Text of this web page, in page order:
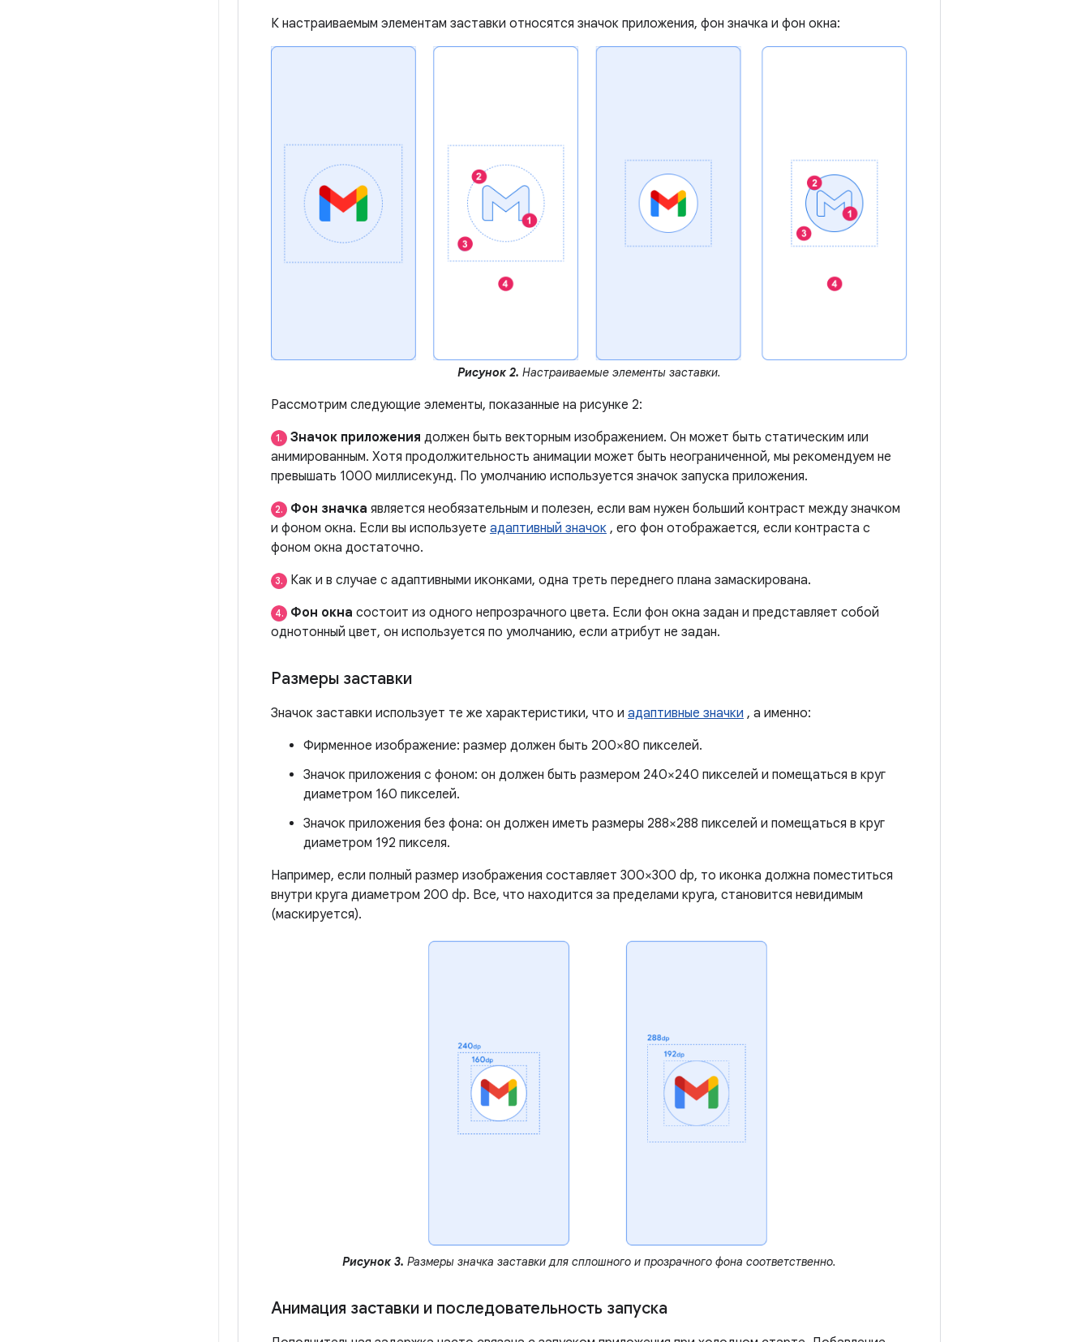
К настраиваемым элементам заставки относятся значок приложения, фон значка и фон окна:
Рисунок 2. Настраиваемые элементы заставки.
Рассмотрим следующие элементы, показанные на рисунке 2:
1. Значок приложения должен быть векторным изображением. Он может быть статическим или
анимированным. Хотя продолжительность анимации может быть неограниченной, мы рекомендуем не
превышать 1000 миллисекунд. По умолчанию используется значок запуска приложения.
2. Фон значка является необязательным и полезен, если вам нужен больший контраст между значком
и фоном окна. Если вы используете адаптивный значок , его фон отображается, если контраста с
фоном окна достаточно.
3. Как и в случае с адаптивными иконками, одна треть переднего плана замаскирована.
4. Фон окна состоит из одного непрозрачного цвета. Если фон окна задан и представляет собой
однотонный цвет, он используется по умолчанию, если атрибут не задан.
Размеры заставки
Значок заставки использует те же характеристики, что и адаптивные значки , а именно:
Фирменное изображение: размер должен быть 200×80 пикселей.
Значок приложения с фоном: он должен быть размером 240×240 пикселей и помещаться в круг
диаметром 160 пикселей.
Значок приложения без фона: он должен иметь размеры 288×288 пикселей и помещаться в круг
диаметром 192 пикселя.
Например, если полный размер изображения составляет 300×300 dp, то иконка должна поместиться
внутри круга диаметром 200 dp. Все, что находится за пределами круга, становится невидимым
(маскируется).
Рисунок 3. Размеры значка заставки для сплошного и прозрачного фона соответственно.
Анимация заставки и последовательность запуска